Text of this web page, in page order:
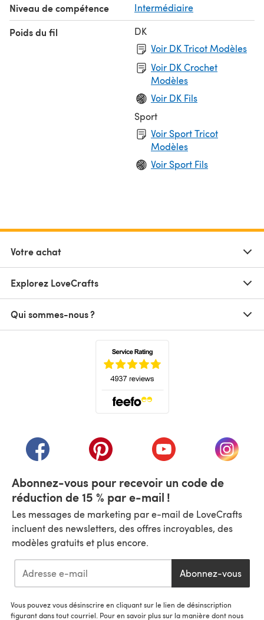
Niveau de compétence Intermédiaire
Poids du fil
DK
Voir DK Tricot Modèles
Voir DK Crochet
Modèles
Voir DK Fils
Sport
Voir Sport Tricot
Modèles
Voir Sport Fils
Votre achat
Explorez LoveCrafts
Qui sommes-nous ?
(s'ouvre dans un nouvel onglet)
(s'ouvre dans un nouvel onglet)
(s'ouvre dans un(s'ouvre
Abonnez-vous pour recevoir un code de
réduction de 15 % par e-mail !
Les messages de marketing par e-mail de LoveCrafts
incluent des newsletters, des offres incroyables, des
modèles gratuits et plus encore.
Abonnez-vous
Vous pouvez vous désinscrire en cliquant sur le lien de désinscription
figurant dans tout courriel. Pour en savoir plus sur la manière dont nous